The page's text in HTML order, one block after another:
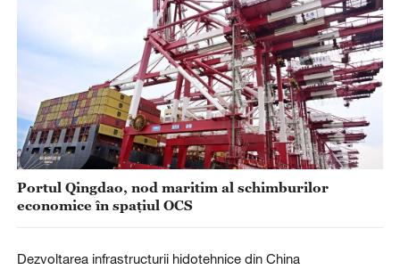
Portul Qingdao, nod maritim al schimburilor
economice în spațiul OCS
Dezvoltarea infrastructurii hidotehnice din China